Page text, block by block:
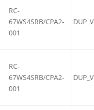
RC-
67WS4SRB/CPA2-
001
RC-
67WS4SRB/CPA2-
001